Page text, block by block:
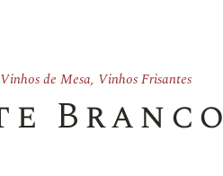
Vinhos de Mesa, Vinhos Frisantes
Branco